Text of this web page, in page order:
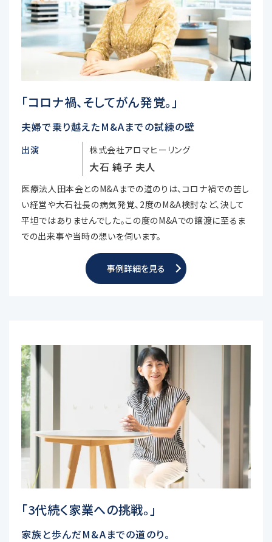
「コロナ禍、そしてがん発覚。」
夫婦で乗り越えたM&Aまでの試練の壁
出演 株式会社アロマヒーリング
大石 純子 夫人
医療法人田本会とのM&Aまでの道のりは、コロナ禍での苦し
い経営や大石社長の病気発覚、2度のM&A検討など、決して
平坦ではありませんでした。この度のM&Aでの譲渡に至るま
での出来事や当時の想いを伺います。
事例詳細を見る
「3代続く家業への挑戦。」
家族と歩んだM&Aまでの道のり。